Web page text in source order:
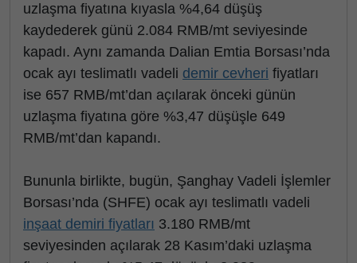
uzlaşma fiyatına kıyasla %4,64 düşüş
kaydederek günü 2.084 RMB/mt seviyesinde
kapadı. Aynı zamanda Dalian Emtia Borsası’nda
ocak ayı teslimatlı vadeli demir cevheri fiyatları
ise 657 RMB/mt’dan açılarak önceki günün
uzlaşma fiyatına göre %3,47 düşüşle 649
RMB/mt’dan kapandı.
Bununla birlikte, bugün, Şanghay Vadeli İşlemler
Borsası’nda (SHFE) ocak ayı teslimatlı vadeli
inşaat demiri fiyatları 3.180 RMB/mt
seviyesinden açılarak 28 Kasım’daki uzlaşma